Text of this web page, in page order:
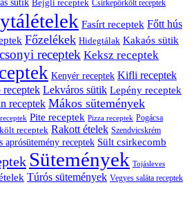
sütik Bejgli receptek Csirkepörkölt receptek
Fasírt receptek Főtt hús
Főzelékek Hidegtálak Kakaós sütik
receptek Keksz receptek
Kenyér receptek Kifli receptek
Lekváros sütik Lepény receptek
receptek Mákos sütemények
Pite receptek Pizza receptek Pogácsa
receptek Rakott ételek Szendvicskrém
aprósütemény receptek Sült csirkecomb
Sütemények Tojásleves
Túrós sütemények Vegyes saláta receptek